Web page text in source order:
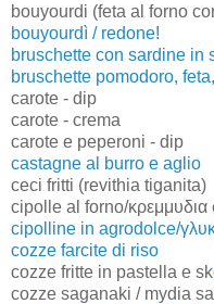
bouyourdi (feta al forno
bouyourdì / redone!
bruschette con sardine in
bruschette pomodoro,
carote - dip
carote - crema
carote e peperoni - dip
castagne al burro e aglio
ceci fritti (revithia tiganita)
cipolle al forno/κρεμμυδια
cipolline in agrodolce/
cozze farcite di riso
cozze fritte in pastella e sk
cozze saganaki / mydia